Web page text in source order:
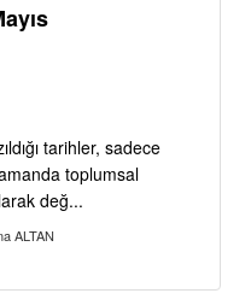
tarihler, sadece
toplumsal
değ...
ALTAN